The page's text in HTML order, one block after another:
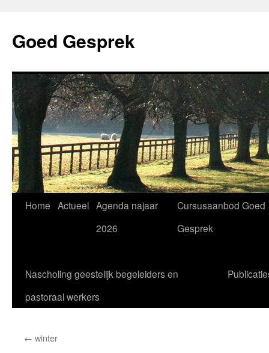
content
Goed Gesprek
Home Actueel Agenda najaar
2026
Cursusaanbod Goed
Gesprek
Nascholing geestelijk begeleiders en
pastoraal werkers
← winter